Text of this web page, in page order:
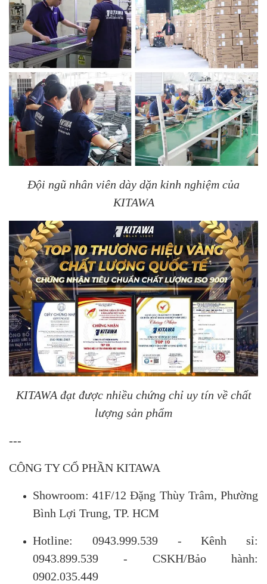
Đội ngũ nhân viên dày dặn kinh nghiệm của
KITAWA
KITAWA đạt được nhiều chứng chỉ uy tín về chất
lượng sản phẩm
---
CÔNG TY CỔ PHẦN KITAWA
Showroom: 41F/12 Đặng Thùy Trâm, Phường
Bình Lợi Trung, TP. HCM
Hotline: 0943.999.539 - Kênh sỉ:
0943.899.539 - CSKH/Bảo hành:
0902.035.449